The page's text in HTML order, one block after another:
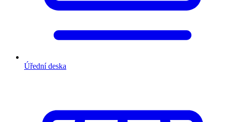
Úřední deska